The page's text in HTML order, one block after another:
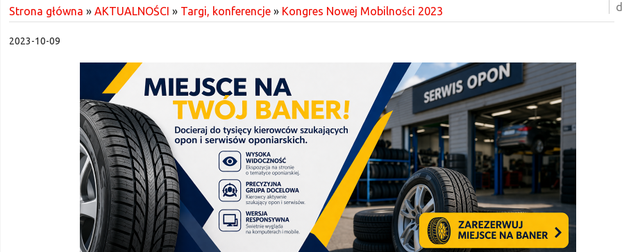
Strona główna » AKTUALNOŚCI » Targi, konferencje » Kongres Nowej Mobilności 2023
2023-10-09